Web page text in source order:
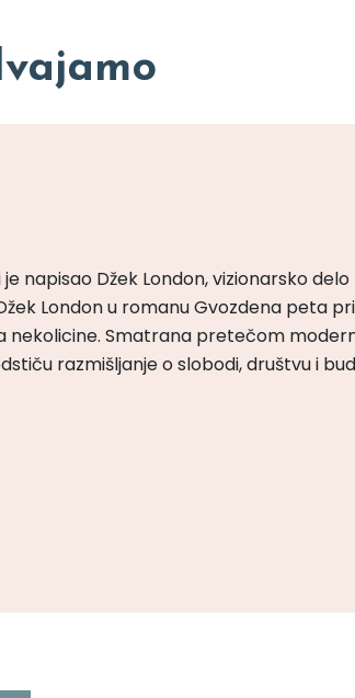
napisao Džek London, vizionarsko
London u romanu Gvozdena peta
Smatrana pretečom
razmišljanje o slobodi, društvu i